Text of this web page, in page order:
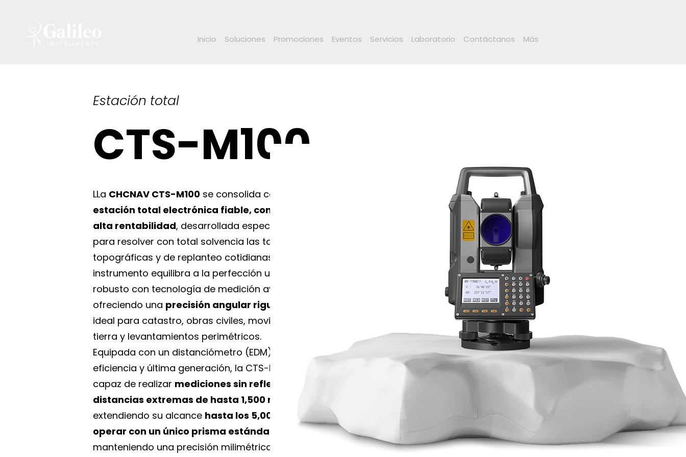
Inicio Soluciones Promociones Eventos Servicios Laboratorio Contáctanos Más
Estación total
CTS-M100
LLa CHCNAV CTS-M100 se consolida como una
estación total electrónica fiable, compacta y de
alta rentabilidad, desarrollada específicamente
para resolver con total solvencia las tareas
topográficas y de replanteo cotidianas. Este
instrumento equilibra a la perfección un diseño
robusto con tecnología de medición avanzada,
ofreciendo una precisión angular rigurosa de 2″
ideal para catastro, obras civiles, movimientos de
tierra y levantamientos perimétricos.
Equipada con un distanciómetro (EDM) de alta
eficiencia y última generación, la CTS-M100 es
capaz de realizar mediciones sin reflector a
distancias extremas de hasta 1,500 metros
extendiendo su alcance hasta los 5,000 metros al
operar con un único prisma estándar
, siempre
manteniendo una precisión milimétrica impecable.